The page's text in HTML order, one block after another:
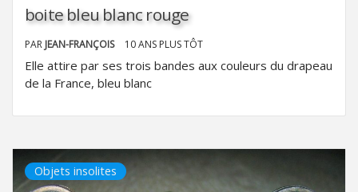
boite bleu blanc rouge
PAR JEAN-FRANÇOIS 10 ANS PLUS TÔT
Elle attire par ses trois bandes aux couleurs du drapeau
de la France, bleu blanc
Objets insolites